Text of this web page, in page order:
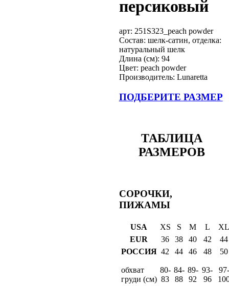
персиковый
арт: 251S323_peach powder
Состав: шелк-сатин, отделка:
натуральный шелк
Длина (см): 94
Цвет: peach powder
Производитель: Lunaretta
ПОДБЕРИТЕ РАЗМЕР
ТАБЛИЦА
РАЗМЕРОВ
СОРОЧКИ,
ПИЖАМЫ
USA XS S M L
EUR
36 38 40 42
44
РОССИЯ 42 44 46 48 50
обхват
груди (см)
80-
83
84-
88
89-
92
93-
96
97-